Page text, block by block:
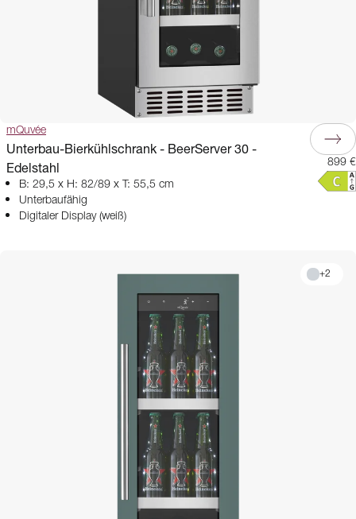
mQuvée
Unterbau-Bierkühlschrank - BeerServer 30 -
Edelstahl
B: 29,5 x H: 82/89 x T: 55,5 cm
Unterbaufähig
Digitaler Display (weiß)
899 €
+2